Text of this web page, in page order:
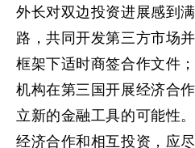
外长对双边投资进展感到
路，共同开发第三方市场
框架下适时商签合作文件
机构在第三国开展经济合
立新的金融工具的可能性
经济合作和相互投资，应